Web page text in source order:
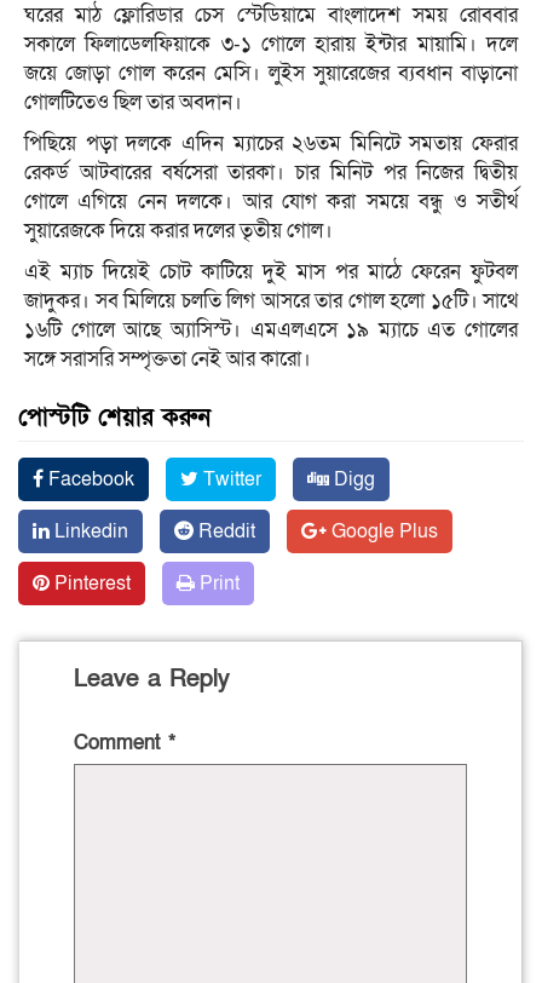
ঘরের মাঠ ফ্লোরিডার চেস স্টেডিয়ামে বাংলাদেশ সময় রোববার
সকালে ফিলাডেলফিয়াকে ৩-১ গোলে হারায় ইন্টার মায়ামি। দলে
জয়ে জোড়া গোল করেন মেসি। লুইস সুয়ারেজের ব্যবধান বাড়ানো
গোলটিতেও ছিল তার অবদান।
পিছিয়ে পড়া দলকে এদিন ম্যাচের ২৬তম মিনিটে সমতায় ফেরার
রেকর্ড আটবারের বর্ষসেরা তারকা। চার মিনিট পর নিজের দ্বিতীয়
গোলে এগিয়ে নেন দলকে। আর যোগ করা সময়ে বন্ধু ও সতীর্থ
সুয়ারেজকে দিয়ে করার দলের তৃতীয় গোল।
এই ম্যাচ দিয়েই চোট কাটিয়ে দুই মাস পর মাঠে ফেরেন ফুটবল
জাদুকর। সব মিলিয়ে চলতি লিগ আসরে তার গোল হলো ১৫টি। সাথে
১৬টি গোলে আছে অ্যাসিস্ট। এমএলএসে ১৯ ম্যাচে এত গোলের
সঙ্গে সরাসরি সম্পৃক্ততা নেই আর কারো।
পোস্টটি শেয়ার করুন
Facebook Twitter
Digg
Linkedin
Reddit
Google Plus
Pinterest
Print
Leave a Reply
Comment *